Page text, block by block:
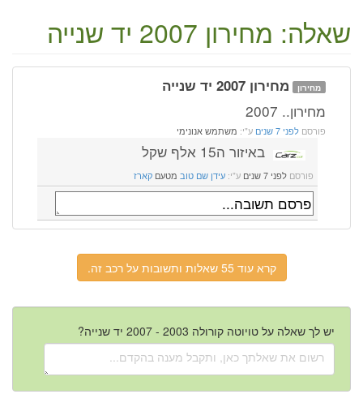
שאלה: מחירון 2007 יד שנייה
מחירון מחירון 2007 יד שנייה
מחירון.. 2007
פורסם לפני 7 שנים ע"י: משתמש אנונימי
באיזור ה15 אלף שקל
פורסם לפני 7 שנים ע"י: עידן שם טוב מטעם קארז
קרא עוד 55 שאלות ותשובות על רכב זה.
יש לך שאלה על טויוטה קורולה 2003 - 2007 יד שנייה?